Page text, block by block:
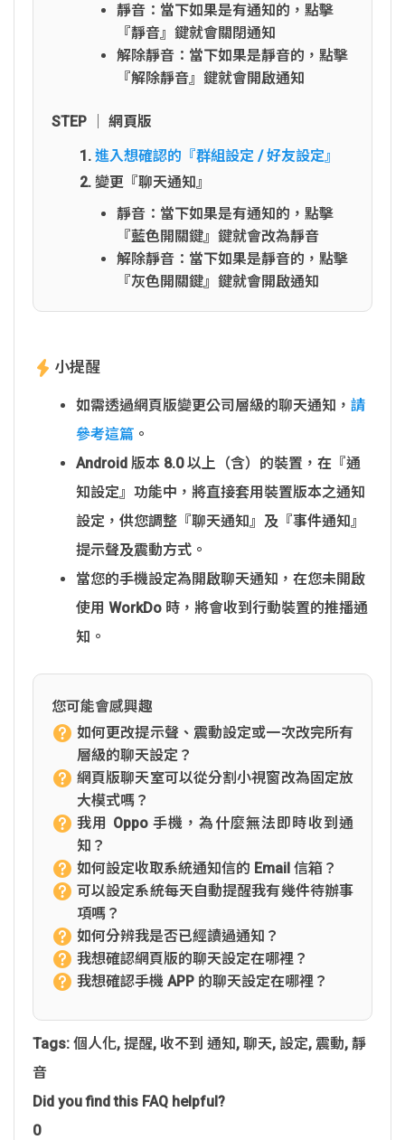
靜音：當下如果是有通知的，點擊
『靜音』鍵就會關閉通知
解除靜音：當下如果是靜音的，點擊
『解除靜音』鍵就會開啟通知
STEP │ 網頁版
進入想確認的『群組設定 / 好友設定』
變更『聊天通知』
靜音：當下如果是有通知的，點擊
『藍色開關鍵』鍵就會改為靜音
解除靜音：當下如果是靜音的，點擊
『灰色開關鍵』鍵就會開啟通知
小提醒
如需透過網頁版變更公司層級的聊天通知， 請
參考這篇 。
Android 版本 8.0 以上（含）的裝置，在『通
知設定』功能中，將直接套用裝置版本之通知
設定，供您調整『聊天通知』及『事件通知』
提示聲及震動方式。
當您的手機設定為開啟聊天通知，在您未開啟
使用 WorkDo 時，將會收到行動裝置的推播通
知。
您可能會感興趣
如何更改提示聲、震動設定或一次改完所有
層級的聊天設定？
網頁版聊天室可以從分割小視窗改為固定放
大模式嗎？
我用 Oppo 手機，為什麼無法即時收到通
知？
如何設定收取系統通知信的 Email 信箱？
可以設定系統每天自動提醒我有幾件待辦事
項嗎？
如何分辨我是否已經讀過通知？
我想確認網頁版的聊天設定在哪裡？
我想確認手機 APP 的聊天設定在哪裡？
Tags: 個人化, 提醒, 收不到 通知, 聊天, 設定, 震動, 靜
音
Did you find this FAQ helpful?
0